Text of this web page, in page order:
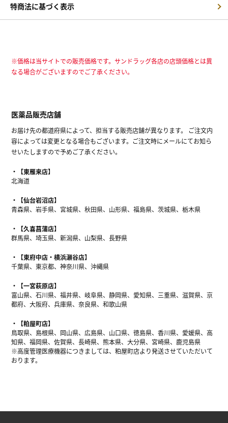
特商法に基づく表示
※価格は当サイトでの販売価格です。サンドラッグ各店の店頭価格とは異
なる場合がございますのでご了承ください。
医薬品販売店舗
お届け先の都道府県によって、担当する販売店舗が異なります。 ご注文内
容によっては変更となる場合もございます。ご注文時にメールにてお知ら
せいたしますので予めご了承ください。
【東雁来店】
北海道
【仙台岩沼店】
青森県、岩手県、宮城県、秋田県、山形県、福島県、茨城県、栃木県
【久喜菖蒲店】
群馬県、埼玉県、新潟県、山梨県、長野県
【東府中店・横浜瀬谷店】
千葉県、東京都、神奈川県、沖縄県
【一宮萩原店】
富山県、石川県、福井県、岐阜県、静岡県、愛知県、三重県、滋賀県、京
都府、大阪府、兵庫県、奈良県、和歌山県
【粕屋町店】
鳥取県、島根県、岡山県、広島県、山口県、徳島県、香川県、愛媛県、高
知県、福岡県、佐賀県、長崎県、熊本県、大分県、宮崎県、鹿児島県
※高度管理医療機器につきましては、粕屋町店より発送させていただいて
おります。